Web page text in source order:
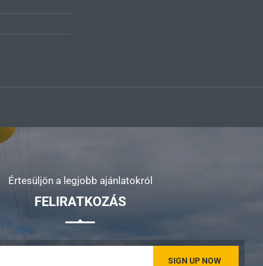
Értesüljön a legjobb ajánlatokról
FELIRATKOZÁS